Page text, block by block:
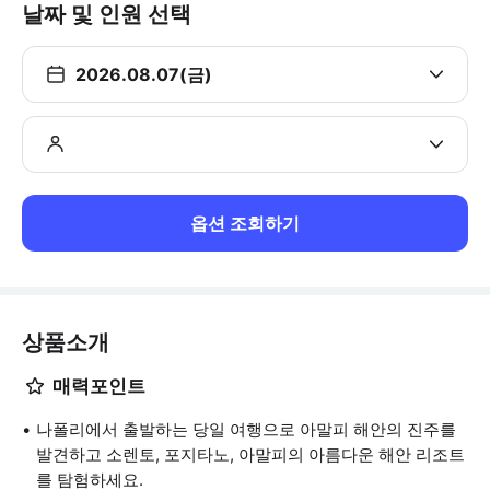
날짜 및 인원 선택
2026.08.07(금)
옵션 조회하기
상품소개
매력포인트
나폴리에서 출발하는 당일 여행으로 아말피 해안의 진주를
발견하고 소렌토, 포지타노, 아말피의 아름다운 해안 리조트
를 탐험하세요.